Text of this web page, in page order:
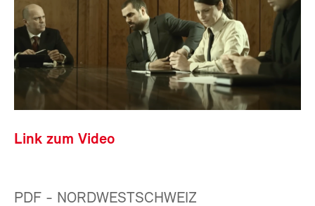
Link zum Video
PDF - NORDWESTSCHWEIZ